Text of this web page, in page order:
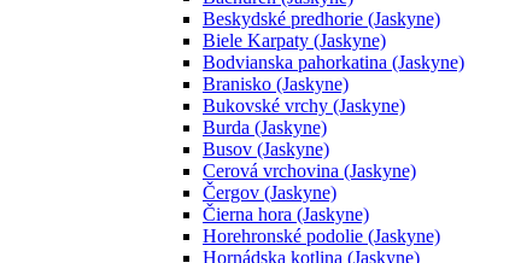
Beskydské predhorie (Jaskyne)
Biele Karpaty (Jaskyne)
Bodvianska pahorkatina (Jaskyne)
Branisko (Jaskyne)
Bukovské vrchy (Jaskyne)
Burda (Jaskyne)
Busov (Jaskyne)
Cerová vrchovina (Jaskyne)
Čergov (Jaskyne)
Čierna hora (Jaskyne)
Horehronské podolie (Jaskyne)
Hornádska kotlina (Jaskyne)